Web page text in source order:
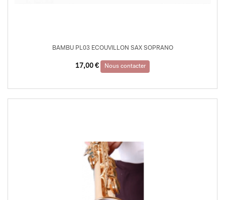
BAMBU PL03 ECOUVILLON SAX SOPRANO
17,00 € Nous contacter